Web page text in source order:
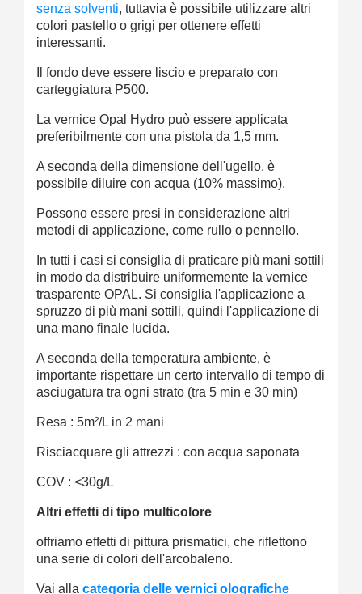
senza solventi, tuttavia è possibile utilizzare altri
colori pastello o grigi per ottenere effetti
interessanti.
Il fondo deve essere liscio e preparato con
carteggiatura P500.
La vernice Opal Hydro può essere applicata
preferibilmente con una pistola da 1,5 mm.
A seconda della dimensione dell'ugello, è
possibile diluire con acqua (10% massimo).
Possono essere presi in considerazione altri
metodi di applicazione, come rullo o pennello.
In tutti i casi si consiglia di praticare più mani sottili
in modo da distribuire uniformemente la vernice
trasparente OPAL. Si consiglia l'applicazione a
spruzzo di più mani sottili, quindi l'applicazione di
una mano finale lucida.
A seconda della temperatura ambiente, è
importante rispettare un certo intervallo di tempo di
asciugatura tra ogni strato (tra 5 min e 30 min)
Resa : 5m²/L in 2 mani
Risciacquare gli attrezzi : con acqua saponata
COV : <30g/L
Altri effetti di tipo multicolore
offriamo effetti di pittura prismatici, che riflettono
una serie di colori dell'arcobaleno.
Vai alla categoria delle vernici olografiche